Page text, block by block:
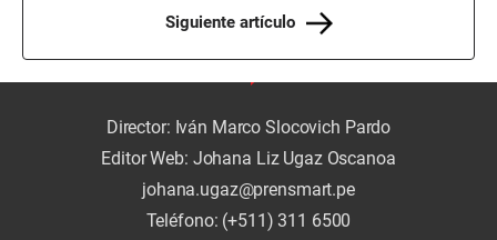
Siguiente artículo
Director: Iván Marco Slocovich Pardo
Editor Web: Johana Liz Ugaz Oscanoa
johana.ugaz@prensmart.pe
Teléfono: (+511) 311 6500